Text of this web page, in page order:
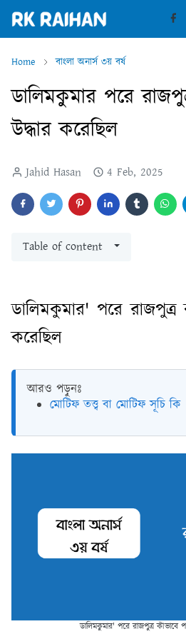
Home বাংলা অনার্স ৩য় বর্ষ
ডালিমকুমার পরে
উদ্ধার করেছিল
Jahid Hasan 4 Feb, 2025
Table of content
ডালিমকুমার' পরে রাজপুত্র
করেছিল
আরও পড়ুনঃ
মোটিফ তত্ত্ব বা মোটিফ সূচি কি
ডালিমকুমার' পরে রাজপুত্র কীভাবে